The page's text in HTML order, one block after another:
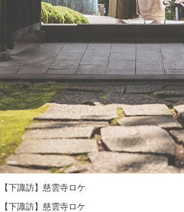
【下諏訪】慈雲寺ロケ
【下諏訪】慈雲寺ロケ